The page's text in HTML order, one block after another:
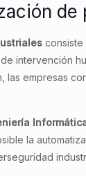
consiste
intervención
empresas
la